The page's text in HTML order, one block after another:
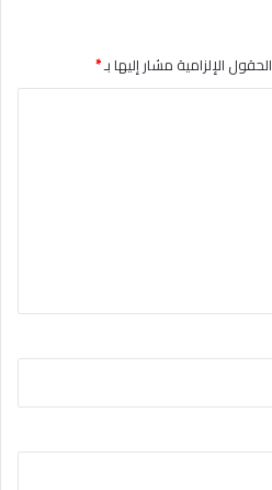
الحقول الإلزامية مشار إليها بـ*